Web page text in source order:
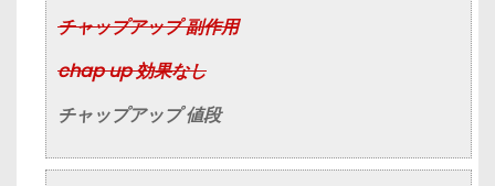
チャップアップ 副作用
chap up 効果なし
チャップアップ 値段